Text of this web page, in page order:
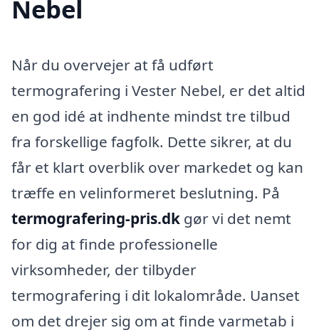
Nebel
Når du overvejer at få udført
termografering i Vester Nebel, er det altid
en god idé at indhente mindst tre tilbud
fra forskellige fagfolk. Dette sikrer, at du
får et klart overblik over markedet og kan
træffe en velinformeret beslutning. På
termografering-pris.dk gør vi det nemt
for dig at finde professionelle
virksomheder, der tilbyder
termografering i dit lokalområde. Uanset
om det drejer sig om at finde varmetab i